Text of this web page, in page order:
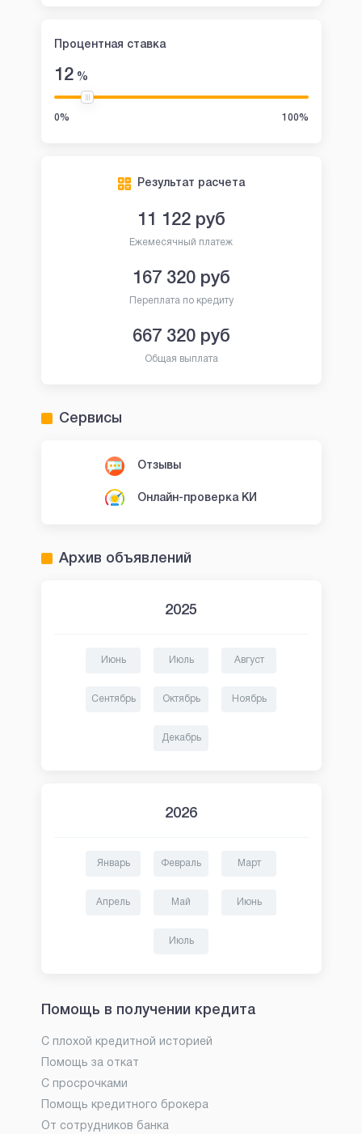
Процентная ставка
12%
0% 100%
Результат расчета
11 122руб
Ежемесячный платеж
167 320руб
Переплата по кредиту
667 320руб
Общая выплата
Сервисы
Отзывы
Онлайн-проверка КИ
Архив объявлений
2025
Июнь Июль Август
Сентябрь Октябрь Ноябрь
Декабрь
2026
Январь Февраль Март
Апрель Май Июнь
Июль
Помощь в получении кредита
С плохой кредитной историей
Помощь за откат
С просрочками
Помощь кредитного брокера
От сотрудников банка